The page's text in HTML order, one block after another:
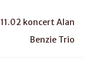
11.02 koncert Alan
Benzie Trio